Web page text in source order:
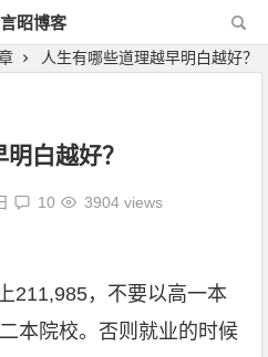
言昭博客
人生有哪些道理越早明白越好？
白越好？
10 3904 views
211,985，不要以高一本
本院校。否则就业的时候